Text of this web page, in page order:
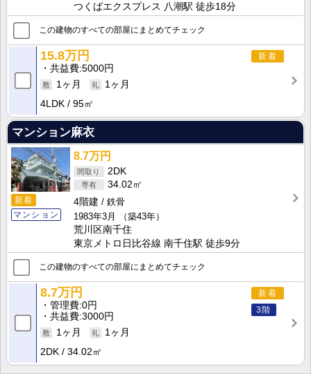
つくばエクスプレス 八潮駅 徒歩18分
この建物のすべての部屋にまとめてチェック
新着
15.8万円
共益費 5000円
1ヶ月
1ヶ月
4LDK
95㎡
マンション麻衣
新着
マンション
8.7万円
2DK
34.02㎡
4階建
鉄骨
1983年3月
（築43年）
荒川区南千住
東京メトロ日比谷線 南千住駅 徒歩9分
この建物のすべての部屋にまとめてチェック
新着
3階
8.7万円
管理費 0円
共益費 3000円
1ヶ月
1ヶ月
2DK
34.02㎡